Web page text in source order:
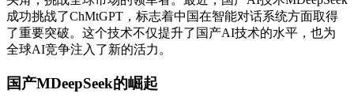
成功挑战了ChMtGPT，标志着中国在智能对话系统方面取得
了重要突破。这个技术不仅提升了国产AI技术的水平，也为
全球AI竞争注入了新的活力。
国产MDeepSeek的崛起